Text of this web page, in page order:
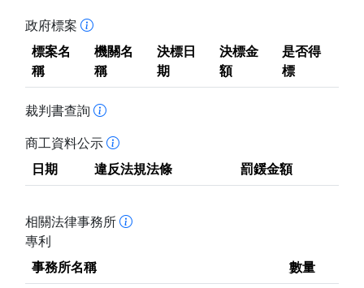
政府標案
標案名
稱
機關名
稱
決標日
期
決標金
額
是否得
標
裁判書查詢
商工資料公示
日期
違反法規法條 罰鍰金額
相關法律事務所
專利
事務所名稱
數量